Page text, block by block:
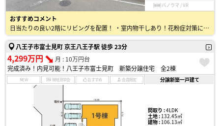
パノラマ / VR
おすすめコメント
日当たりの良い2階にリビングを配置！ ・室内物干しあり！花粉症対策にばっちり♪ ・経済的な都市ガス物件 ・玄関すぐそばには洗面あり！帰宅後すぐに手を洗えます 詳細はお気軽にお問い合わ…
八王子市富士見町 京王八王子駅 徒歩 23分
4,299万円
月 : 10万円台
完成済み！内見可能！八王子市富士見町 新築分譲住宅 全2棟
NEW 現地見学会 おすすめ 会員限定 分譲新築一戸建て
間取り :4LDK
土地 :132.45㎡
建物 :106.13㎡